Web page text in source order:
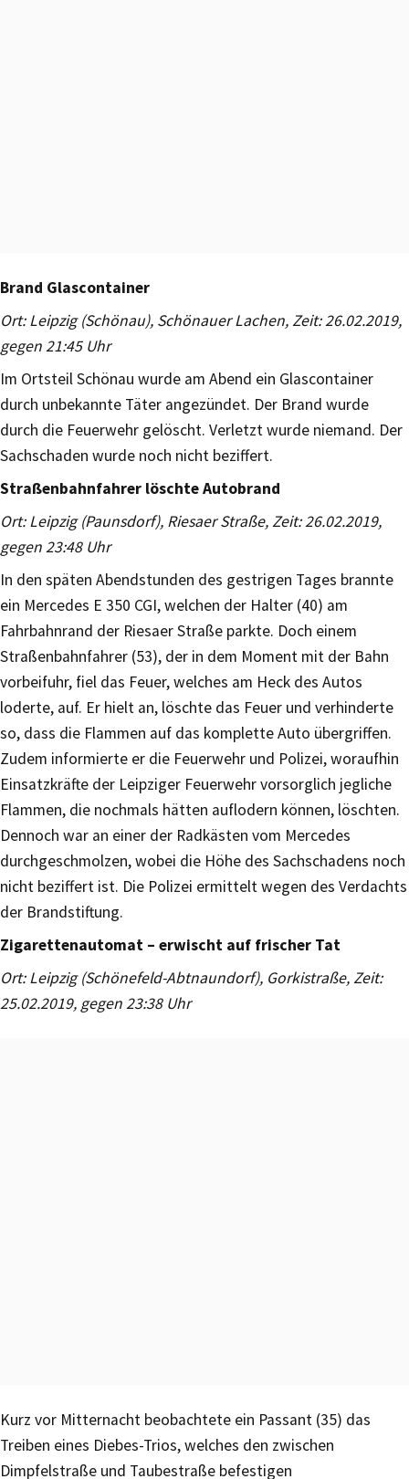
Brand Glascontainer
Ort: Leipzig (Schönau), Schönauer Lachen, Zeit: 26.02.2019,
gegen 21:45 Uhr
Im Ortsteil Schönau wurde am Abend ein Glascontainer
durch unbekannte Täter angezündet. Der Brand wurde
durch die Feuerwehr gelöscht. Verletzt wurde niemand. Der
Sachschaden wurde noch nicht beziffert.
Straßenbahnfahrer löschte Autobrand
Ort: Leipzig (Paunsdorf), Riesaer Straße, Zeit: 26.02.2019,
gegen 23:48 Uhr
In den späten Abendstunden des gestrigen Tages brannte
ein Mercedes E 350 CGI, welchen der Halter (40) am
Fahrbahnrand der Riesaer Straße parkte. Doch einem
Straßenbahnfahrer (53), der in dem Moment mit der Bahn
vorbeifuhr, fiel das Feuer, welches am Heck des Autos
loderte, auf. Er hielt an, löschte das Feuer und verhinderte
so, dass die Flammen auf das komplette Auto übergriffen.
Zudem informierte er die Feuerwehr und Polizei, woraufhin
Einsatzkräfte der Leipziger Feuerwehr vorsorglich jegliche
Flammen, die nochmals hätten auflodern können, löschten.
Dennoch war an einer der Radkästen vom Mercedes
durchgeschmolzen, wobei die Höhe des Sachschadens noch
nicht beziffert ist. Die Polizei ermittelt wegen des Verdachts
der Brandstiftung.
Zigarettenautomat – erwischt auf frischer Tat
Ort: Leipzig (Schönefeld-Abtnaundorf), Gorkistraße, Zeit:
25.02.2019, gegen 23:38 Uhr
Kurz vor Mitternacht beobachtete ein Passant (35) das
Treiben eines Diebes-Trios, welches den zwischen
Dimpfelstraße und Taubestraße befestigen